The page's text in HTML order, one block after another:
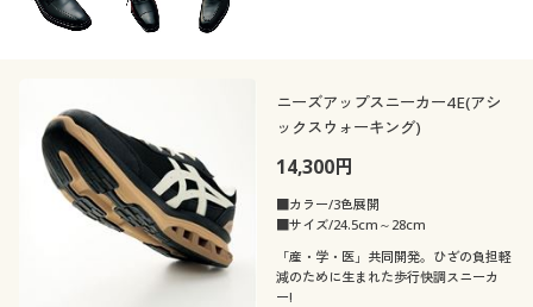
ニーズアップスニーカー4E(アシ
ックスウォーキング)
14,300円
■カラー/3色展開
■サイズ/24.5cm～28cm
「産・学・医」共同開発。ひざの負担軽
減のために生まれた歩行快調スニーカ
ー!